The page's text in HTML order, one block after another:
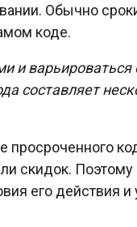
Обычно
коде.
и
составляет
просроченного
скидок.
его действия